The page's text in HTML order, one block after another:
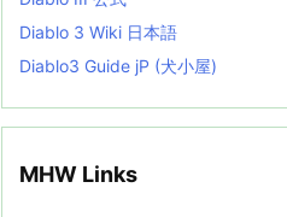
Diablo 3 Wiki 日本語
Diablo3 Guide jP (犬小屋)
MHW Links